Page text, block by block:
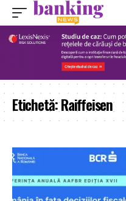
Etichetă:Raiffeisen